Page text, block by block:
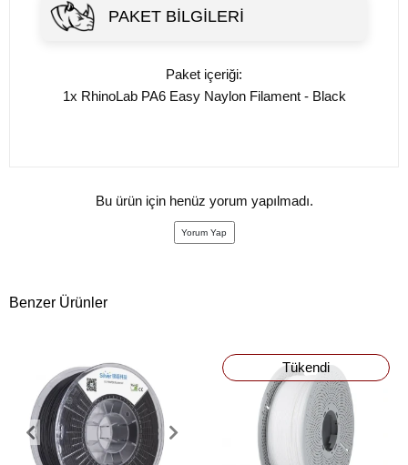
PAKET BILGILERI
Paket içeriği:
1x RhinoLab PA6 Easy Naylon Filament - Black
Bu ürün için henüz yorum yapılmadı.
Yorum Yap
Benzer Ürünler
Tükendi